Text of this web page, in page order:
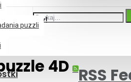
jest pusty!
puzzli
4D RSS